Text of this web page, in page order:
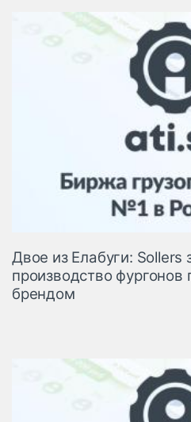
Двое из Елабуги: Sollers
производство
брендом